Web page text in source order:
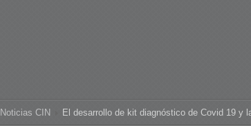
Noticias CIN El desarrollo de kit diagnóstico de Covid 19 y